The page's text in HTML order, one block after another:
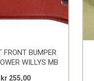
FRONT BUMPER
WILLYS MB
kr 255,00